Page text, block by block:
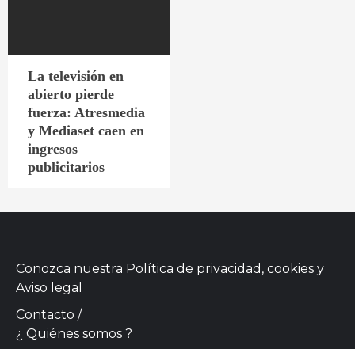
La televisión en
abierto pierde
fuerza: Atresmedia
y Mediaset caen en
ingresos
publicitarios
Conozca nuestra Política de privacidad, cookies y
Aviso legal
Contacto /
¿ Quiénes somos ?